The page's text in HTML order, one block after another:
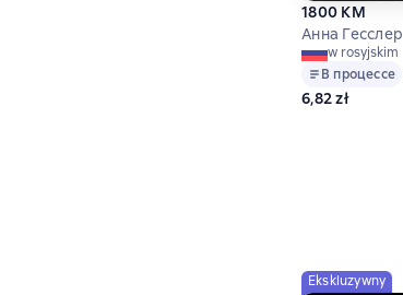
1800 КМ
Анна Гесслер
w rosyjskim
В процессе
6,82 zł
Ekskluzywny